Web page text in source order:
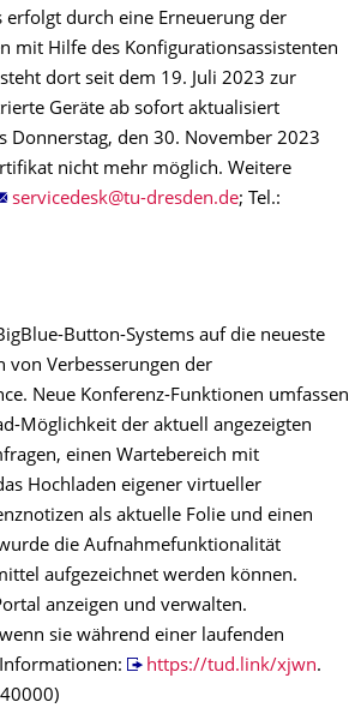
erfolgt durch eine Erneuerung der
mit Hilfe des Konfigurationsassistenten
dort seit dem 19. Juli 2023 zur
Geräte ab sofort aktualisiert
Donnerstag, den 30. November 2023
nicht mehr möglich. Weitere
; Tel.:
Button-Systems auf die neueste
von Verbesserungen der
Neue Konferenz-Funktionen umfassen
Möglichkeit der aktuell angezeigten
einen Wartebereich mit
Hochladen eigener virtueller
als aktuelle Folie und einen
die Aufnahmefunktionalität
aufgezeichnet werden können.
anzeigen und verwalten.
sie während einer laufenden
https://tud.link/xjwn.